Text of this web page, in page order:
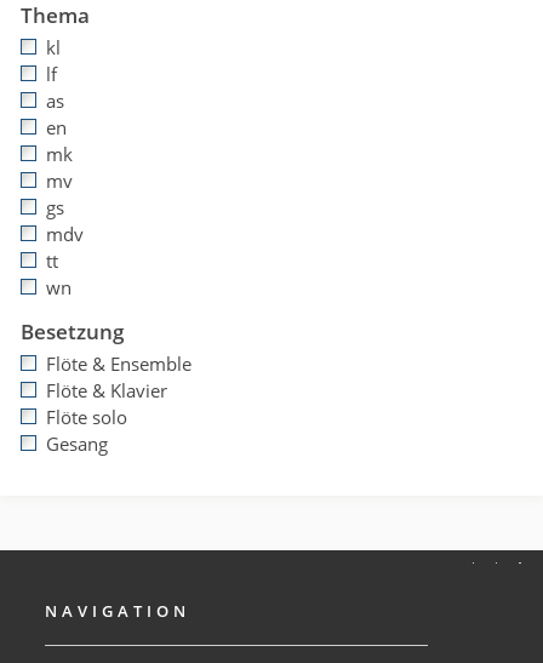
Thema
kl
lf
as
en
mk
mv
gs
mdv
tt
wn
Besetzung
Flöte & Ensemble
Flöte & Klavier
Flöte solo
Gesang
NAVIGATION